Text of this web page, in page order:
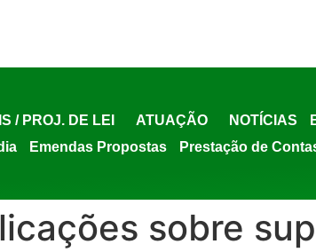
/ PROJ. DE LEI ATUAÇÃO NOTÍCIAS
Emendas Propostas Prestação de
sobre